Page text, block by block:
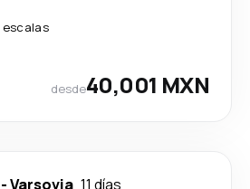
escalas
desde40,001 MXN
-Varsovia 11 días